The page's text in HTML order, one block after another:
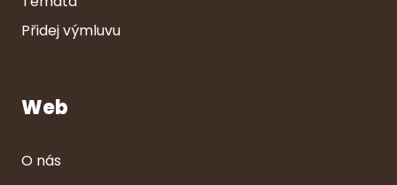
Přidej výmluvu
Web
O nás